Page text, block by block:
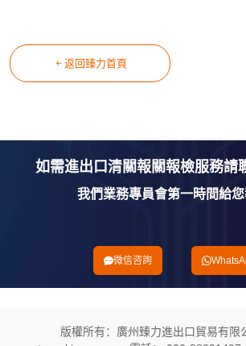
返回臻力首頁
如需進出口清關報關報檢服務請
我們業務專員會第一時間給您
微信咨詢
版權所有：廣州臻力進出口貿易有限